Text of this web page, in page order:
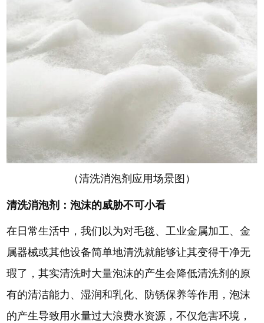
（清洗消泡剂应用场景图）
清洗消泡剂：泡沫的威胁不可小看
在日常生活中，我们以为对毛毯、工业金属加工、金
属器械或其他设备简单地清洗就能够让其变得干净无
瑕了，其实清洗时大量泡沫的产生会降低清洗剂的原
有的清洁能力、湿润和乳化、防锈保养等作用，泡沫
的产生导致用水量过大浪费水资源，不仅危害环境，